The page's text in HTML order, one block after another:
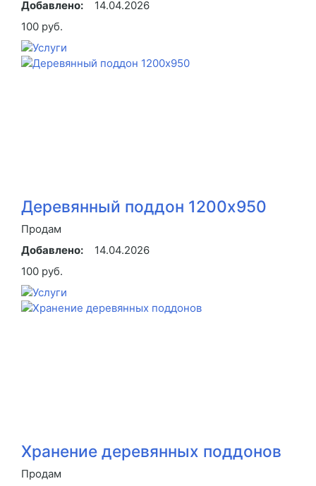
Добавлено:
14.04.2026
100 руб.
Деревянный поддон 1200x950
Продам
Добавлено:
14.04.2026
100 руб.
Хранение деревянных поддонов
Продам